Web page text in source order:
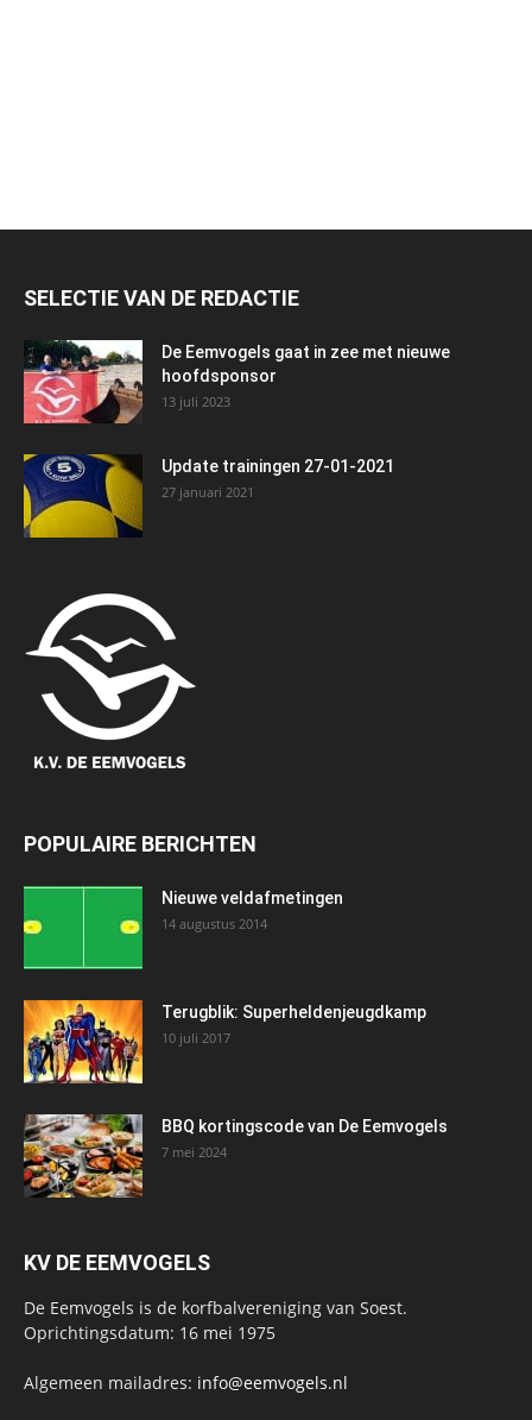
SELECTIE VAN DE REDACTIE
De Eemvogels gaat in zee met nieuwe
hoofdsponsor
13 juli 2023
Update trainingen 27-01-2021
27 januari 2021
POPULAIRE BERICHTEN
Nieuwe veldafmetingen
14 augustus 2014
Terugblik: Superheldenjeugdkamp
10 juli 2017
BBQ kortingscode van De Eemvogels
7 mei 2024
KV DE EEMVOGELS
De Eemvogels is de korfbalvereniging van Soest.
Oprichtingsdatum: 16 mei 1975
Algemeen mailadres: info@eemvogels.nl